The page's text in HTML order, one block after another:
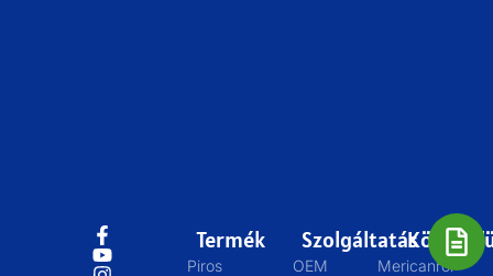
Termék
Piros
Szolgáltatás
OEM
Mericanról